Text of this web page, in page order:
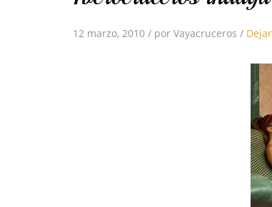
12 marzo, 2010 / por Vayacruceros /